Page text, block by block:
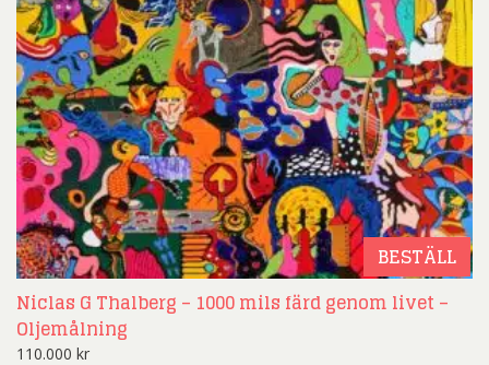
BESTÄLL
Niclas G Thalberg – 1000 mils färd genom livet –
Oljemålning
110.000 kr